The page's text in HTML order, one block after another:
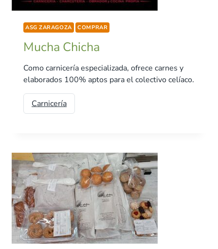
ASG ZARAGOZA COMPRAR
Mucha Chicha
Como carnicería especializada, ofrece carnes y
elaborados 100% aptos para el colectivo celíaco.
Carnicería